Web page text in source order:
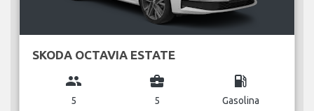
SKODA OCTAVIA ESTATE
group
5
business_center
5
local_gas_station
Gasolina